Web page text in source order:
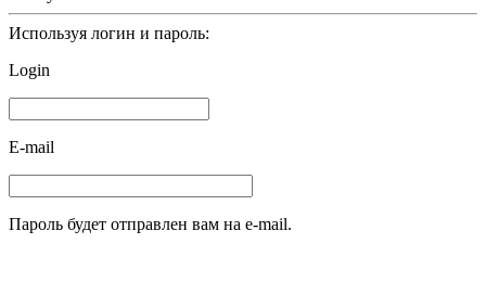
Используя логин и пароль:
Login
E-mail
Пароль будет отправлен вам на e-mail.